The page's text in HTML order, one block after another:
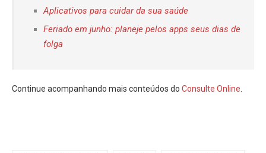
Aplicativos para cuidar da sua saúde
Feriado em junho: planeje pelos apps seus dias de
folga
Continue acompanhando mais conteúdos do Consulte Online